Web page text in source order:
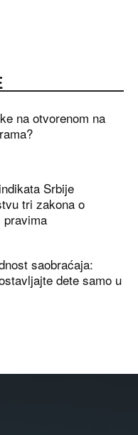
na otvorenom na
Srbije
tri zakona o
pravima
saobraćaja:
dete samo u